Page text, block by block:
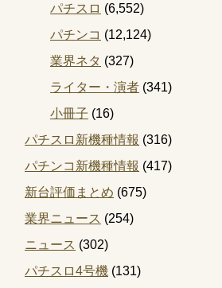
パチスロ (6,552)
パチンコ (12,124)
業界ネタ (327)
ライター・演者 (341)
小冊子 (16)
パチスロ新機種情報 (316)
パチンコ新機種情報 (417)
新台評価まとめ (675)
業界ニュース (254)
ニュース (302)
パチスロ4号機 (131)